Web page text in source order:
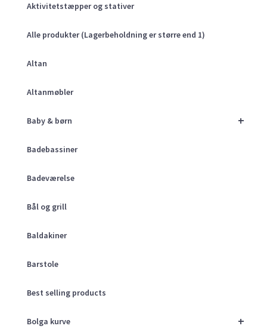
Aktivitetstæpper og stativer
Alle produkter (Lagerbeholdning er større end 1)
Altan
Altanmøbler
+
Baby & børn
Badebassiner
Badeværelse
Bål og grill
Baldakiner
Barstole
Best selling products
+
Bolga kurve